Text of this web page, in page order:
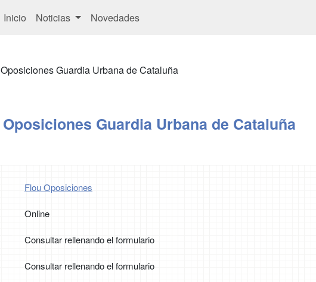
Inicio Noticias Novedades
Oposiciones Guardia Urbana de Cataluña
Oposiciones Guardia Urbana de Cataluña
Flou Oposiciones
Online
Consultar rellenando el formulario
Consultar rellenando el formulario